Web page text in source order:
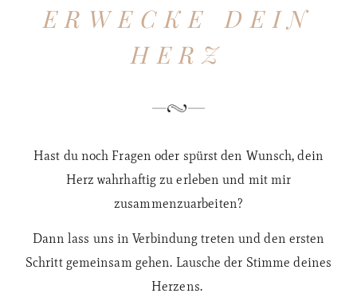
ERWECKE DEIN
HERZ
Hast du noch Fragen oder spürst den Wunsch, dein
Herz wahrhaftig zu erleben und mit mir
zusammenzuarbeiten?
Dann lass uns in Verbindung treten und den ersten
Schritt gemeinsam gehen. Lausche der Stimme deines
Herzens.